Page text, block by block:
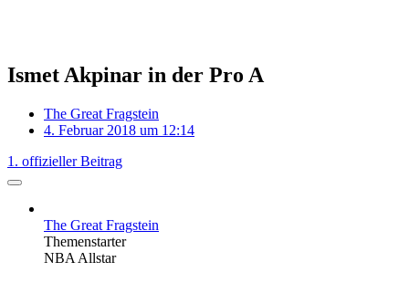
Ismet Akpinar in der Pro A
The Great Fragstein
4. Februar 2018 um 12:14
1. offizieller Beitrag
The Great Fragstein
Themenstarter
NBA Allstar